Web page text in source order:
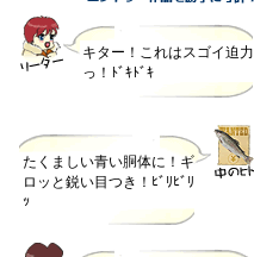
キター！これはスゴイ迫力
っ！ﾄﾞｷﾄﾞｷ
たくましい青い胴体に！ギ
ロッと鋭い目つき！ﾋﾞﾘﾋﾞﾘ
ｯ